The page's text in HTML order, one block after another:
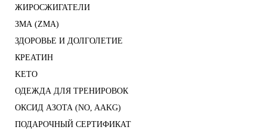
ЖИРОСЖИГАТЕЛИ
ЗМА (ZMA)
ЗДОРОВЬЕ И ДОЛГОЛЕТИЕ
КРЕАТИН
KETO
ОДЕЖДА ДЛЯ ТРЕНИРОВОК
ОКСИД АЗОТА (NO, AAKG)
ПОДАРОЧНЫЙ СЕРТИФИКАТ